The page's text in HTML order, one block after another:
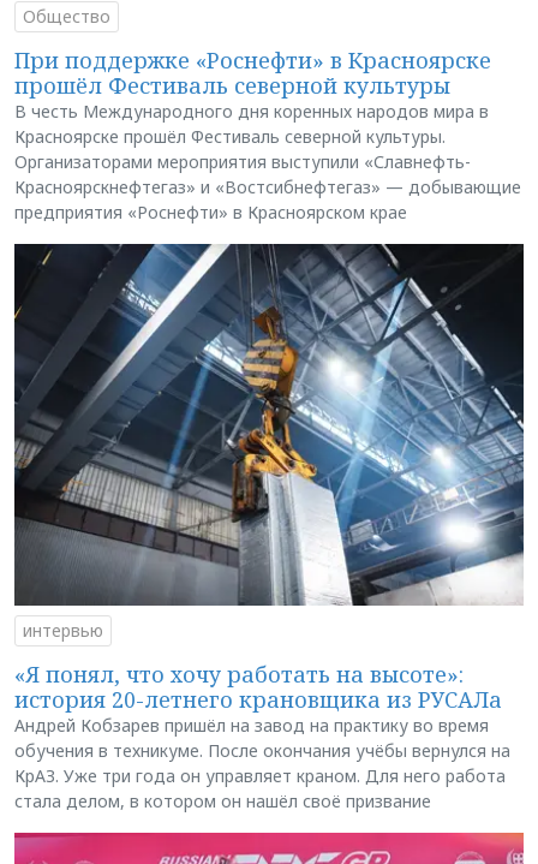
Общество
При поддержке «Роснефти» в Красноярске
прошёл Фестиваль северной культуры
В честь Международного дня коренных народов мира в
Красноярске прошёл Фестиваль северной культуры.
Организаторами мероприятия выступили «Славнефть-
Красноярскнефтегаз» и «Востсибнефтегаз» — добывающие
предприятия «Роснефти» в Красноярском крае
интервью
«Я понял, что хочу работать на высоте»:
история 20-летнего крановщика из РУСАЛа
Андрей Кобзарев пришёл на завод на практику во время
обучения в техникуме. После окончания учёбы вернулся на
КрАЗ. Уже три года он управляет краном. Для него работа
стала делом, в котором он нашёл своё призвание